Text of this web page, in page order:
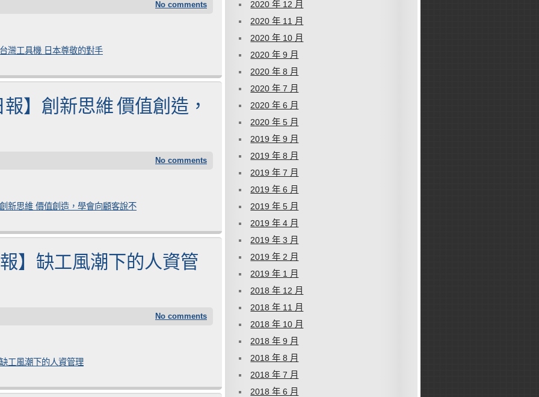
No comments
灣工具機 日本尊敬的對手
報】創新思維 價值創造，
No comments
新思維 價值創造，學會向顧客說不
報】缺工風潮下的人資管
No comments
工風潮下的人資管理
2020 年 12 月
2020 年 11 月
2020 年 10 月
2020 年 9 月
2020 年 8 月
2020 年 7 月
2020 年 6 月
2020 年 5 月
2019 年 9 月
2019 年 8 月
2019 年 7 月
2019 年 6 月
2019 年 5 月
2019 年 4 月
2019 年 3 月
2019 年 2 月
2019 年 1 月
2018 年 12 月
2018 年 11 月
2018 年 10 月
2018 年 9 月
2018 年 8 月
2018 年 7 月
2018 年 6 月